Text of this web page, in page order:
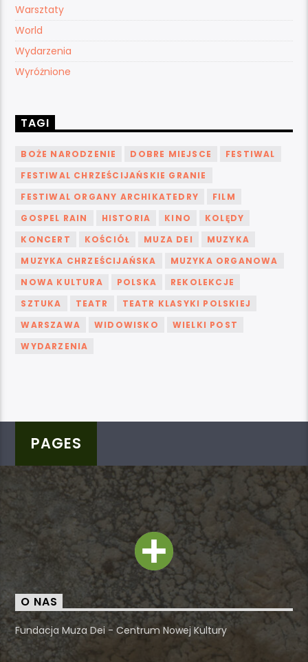
Warsztaty
World
Wydarzenia
Wyróżnione
TAGI
BOŻE NARODZENIE DOBRE MIEJSCE
FESTIWAL
FESTIWAL CHRZEŚCIJAŃSKIE GRANIE
FESTIWAL ORGANY ARCHIKATEDRY
FILM
GOSPEL RAIN
HISTORIA KINO
KOLĘDY
KONCERT
KOŚCIÓŁ MUZA DEI
MUZYKA
MUZYKA CHRZEŚCIJAŃSKA
MUZYKA ORGANOWA
NOWA KULTURA
POLSKA
REKOLEKCJE
SZTUKA
TEATR
TEATR KLASYKI POLSKIEJ
WARSZAWA
WIDOWISKO
WIELKI POST
WYDARZENIA
PAGES
O NAS
Fundacja Muza Dei - Centrum Nowej Kultury